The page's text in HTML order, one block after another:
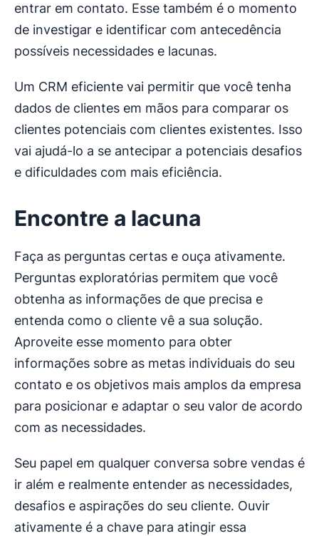
entrar em contato. Esse também é o momento
de investigar e identificar com antecedência
possíveis necessidades e lacunas.
Um CRM eficiente vai permitir que você tenha
dados de clientes em mãos para comparar os
clientes potenciais com clientes existentes. Isso
vai ajudá-lo a se antecipar a potenciais desafios
e dificuldades com mais eficiência.
Encontre a lacuna
Faça as perguntas certas e ouça ativamente.
Perguntas exploratórias permitem que você
obtenha as informações de que precisa e
entenda como o cliente vê a sua solução.
Aproveite esse momento para obter
informações sobre as metas individuais do seu
contato e os objetivos mais amplos da empresa
para posicionar e adaptar o seu valor de acordo
com as necessidades.
Seu papel em qualquer conversa sobre vendas é
ir além e realmente entender as necessidades,
desafios e aspirações do seu cliente. Ouvir
ativamente é a chave para atingir essa